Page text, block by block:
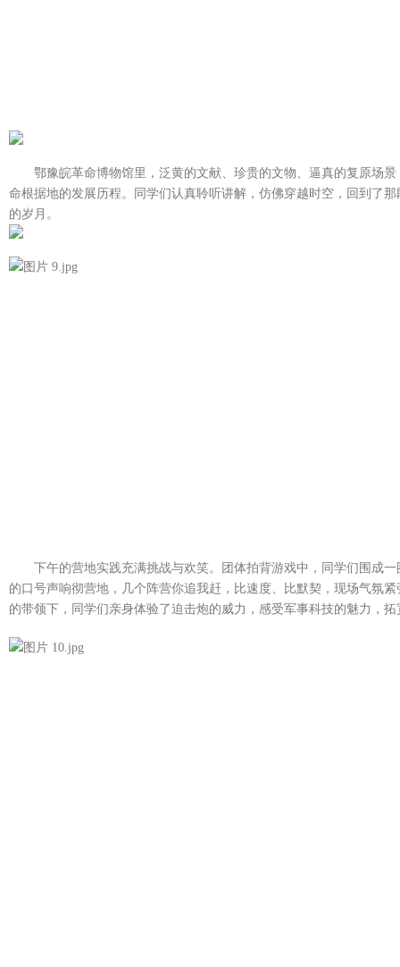
鄂豫皖革命博物馆里，泛黄的文献、珍贵的文物、逼真的复原场景
命根据地的发展历程。同学们认真聆听讲解，仿佛穿越时空，回到了
的岁月。
下午的营地实践充满挑战与欢笑。团体拍背游戏中，同学们围成一
的口号声响彻营地，几个阵营你追我赶，比速度、比默契，现场气氛
的带领下，同学们亲身体验了迫击炮的威力，感受军事科技的魅力，拓